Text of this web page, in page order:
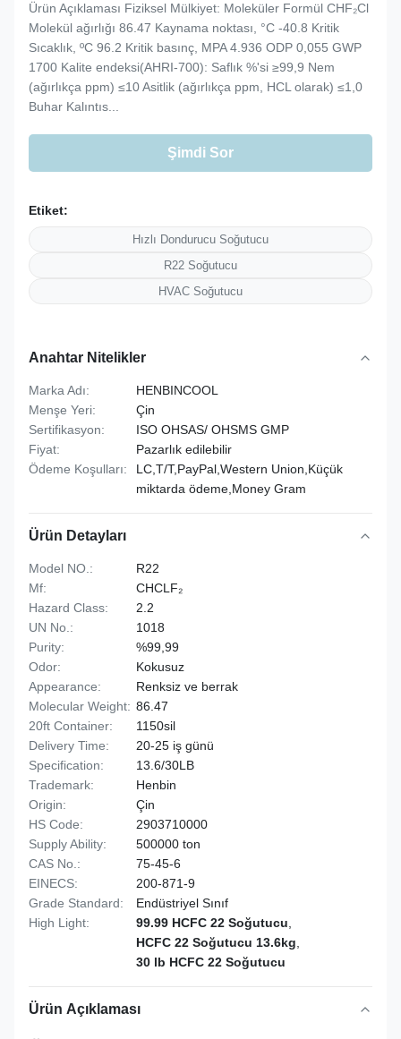
Ürün Açıklaması Fiziksel Mülkiyet: Moleküler Formül CHF₂Cl
Molekül ağırlığı 86.47 Kaynama noktası, °C -40.8 Kritik
Sıcaklık, ºC 96.2 Kritik basınç, MPA 4.936 ODP 0,055 GWP
1700 Kalite endeksi(AHRI-700): Saflık %'si ≥99,9 Nem
(ağırlıkça ppm) ≤10 Asitlik (ağırlıkça ppm, HCL olarak) ≤1,0
Buhar Kalıntıs...
Şimdi Sor
Etiket:
Hızlı Dondurucu Soğutucu
R22 Soğutucu
HVAC Soğutucu
Anahtar Nitelikler
Marka Adı:
HENBINCOOL
Menşe Yeri:
Çin
Sertifikasyon:
ISO OHSAS/ OHSMS GMP
Fiyat:
Pazarlık edilebilir
Ödeme Koşulları:
LC,T/T,PayPal,Western Union,Küçük
miktarda ödeme,Money Gram
Ürün Detayları
Model NO.:
R22
Mf:
CHCLF₂
Hazard Class:
2.2
UN No.:
1018
Purity:
%99,99
Odor:
Kokusuz
Appearance:
Renksiz ve berrak
Molecular Weight: 86.47
20ft Container:
1150sil
Delivery Time:
20-25 iş günü
Specification:
13.6/30LB
Trademark:
Henbin
Origin:
Çin
HS Code:
2903710000
Supply Ability:
500000 ton
CAS No.:
75-45-6
EINECS:
200-871-9
Grade Standard:
Endüstriyel Sınıf
High Light:
99.99 HCFC 22 Soğutucu
HCFC 22 Soğutucu 13.6kg
30 lb HCFC 22 Soğutucu
Ürün Açıklaması